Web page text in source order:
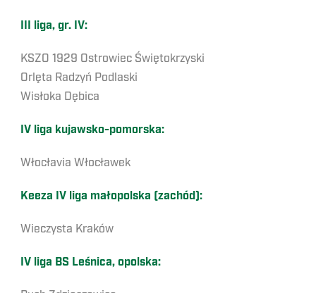
III liga, gr. IV:
KSZO 1929 Ostrowiec Świętokrzyski
Orlęta Radzyń Podlaski
Wisłoka Dębica
IV liga kujawsko-pomorska:
Włocłavia Włocławek
Keeza IV liga małopolska (zachód):
Wieczysta Kraków
IV liga BS Leśnica, opolska: